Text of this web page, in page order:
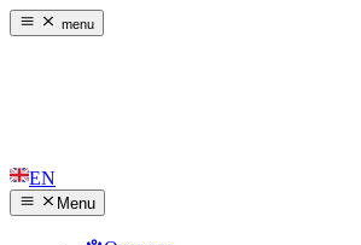
menu
EN
Menu